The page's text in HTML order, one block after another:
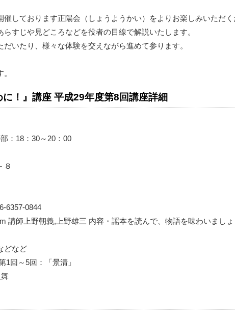
しております正陽会（しょうようかい）をよりお楽しみいただく
すじや見どころなどを役者の目線で解説いたします。
いたり、様々な体験を交えながら進めて参ります。
に！』講座 平成29年度第8回講座詳細
：18：30～20：00
８
6357-0844
講師上野朝義,上野雄三 内容・謡本を読んで、物語を味わいましょ
どなど
1回～5回：「景清」